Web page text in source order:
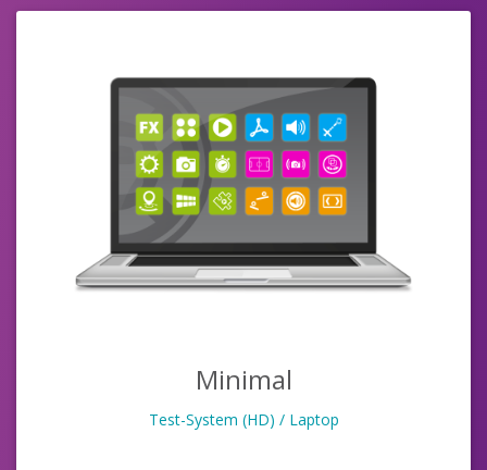
Minimal
Test-System (HD) / Laptop